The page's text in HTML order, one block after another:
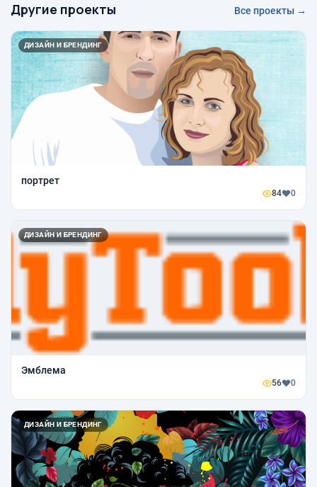
Другие проекты Все проекты →
ДИЗАЙН И БРЕНДИНГ
портрет
84 0
ДИЗАЙН И БРЕНДИНГ
Эмблема
56 0
ДИЗАЙН И БРЕНДИНГ